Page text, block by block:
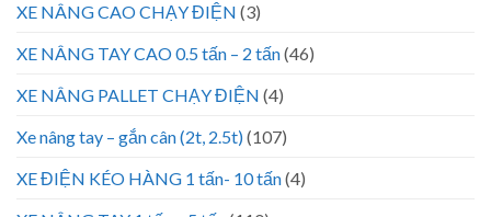
XE NÂNG CAO CHẠY ĐIỆN (3)
XE NÂNG TAY CAO 0.5 tấn – 2 tấn(46)
XE NÂNG PALLET CHẠY ĐIỆN (4)
Xe nâng tay – gắn cân (2t, 2.5t)(107)
XE ĐIỆN KÉO HÀNG 1 tấn- 10 tấn(4)